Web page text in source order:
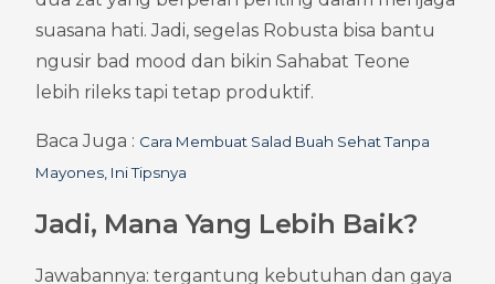
suasana hati. Jadi, segelas Robusta bisa bantu
ngusir bad mood dan bikin Sahabat Teone
lebih rileks tapi tetap produktif.
Baca Juga : Cara Membuat Salad Buah Sehat Tanpa
Mayones, Ini Tipsnya
Jadi, Mana Yang Lebih Baik?
Jawabannya: tergantung kebutuhan dan gaya